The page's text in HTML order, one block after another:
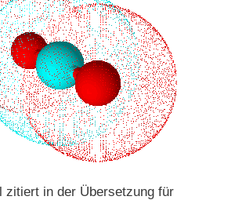
zitiert in der Übersetzung für